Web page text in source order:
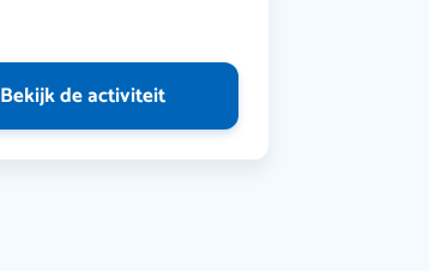
Bekijk de activiteit